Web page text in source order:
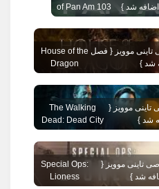
of Pan Am 103
1080 اختصاصی تاینی موویز { فصل House of the
Dragon
اختصاصی تاینی موویز {
The Walking
Dead: Dead City
شد 1080 اختصاصی تاینی موویز {
Special Ops:
Lioness